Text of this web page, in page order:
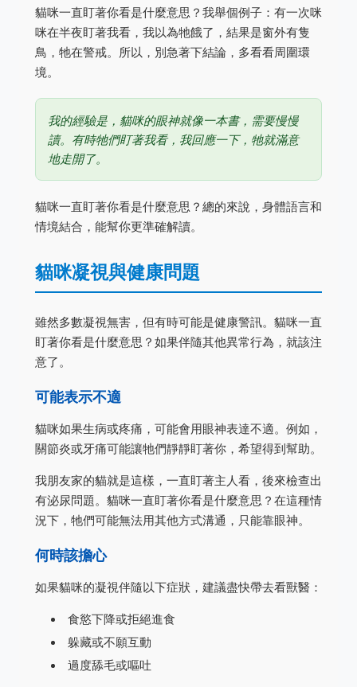
貓咪一直盯著你看是什麼意思？我舉個例子：有一次咪
咪在半夜盯著我看，我以為牠餓了，結果是窗外有隻
鳥，牠在警戒。所以，別急著下結論，多看看周圍環
境。
我的經驗是，貓咪的眼神就像一本書，需要慢慢
讀。有時牠們盯著我看，我回應一下，牠就滿意
地走開了。
貓咪一直盯著你看是什麼意思？總的來說，身體語言和
情境結合，能幫你更準確解讀。
貓咪凝視與健康問題
雖然多數凝視無害，但有時可能是健康警訊。貓咪一直
盯著你看是什麼意思？如果伴隨其他異常行為，就該注
意了。
可能表示不適
貓咪如果生病或疼痛，可能會用眼神表達不適。例如，
關節炎或牙痛可能讓牠們靜靜盯著你，希望得到幫助。
我朋友家的貓就是這樣，一直盯著主人看，後來檢查出
有泌尿問題。貓咪一直盯著你看是什麼意思？在這種情
況下，牠們可能無法用其他方式溝通，只能靠眼神。
何時該擔心
如果貓咪的凝視伴隨以下症狀，建議盡快帶去看獸醫：
食慾下降或拒絕進食
躲藏或不願互動
過度舔毛或嘔吐